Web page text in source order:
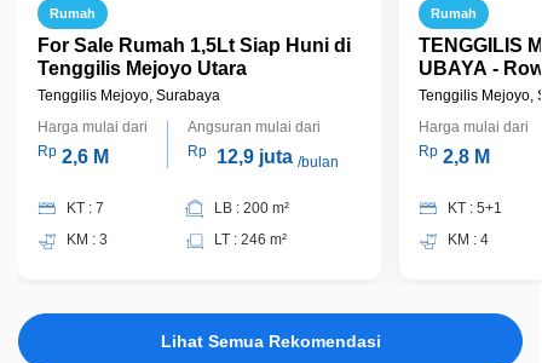
Rumah
For Sale Rumah 1,5Lt Siap Huni di
Tenggilis Mejoyo Utara
Tenggilis Mejoyo, Surabaya
Harga mulai dari
Rp 2,6 M
Angsuran mulai dari
Rp
12,9 juta /bulan
KT : 7
KM : 3
LB : 200 m²
LT : 246 m²
Rumah
TENGGILIS
UBAYA -
Hitung
Tenggilis Mejoyo,
Harga mulai dari
Rp 2,8 M
KT : 5+1
KM : 4
Lihat Semua Rekomendasi